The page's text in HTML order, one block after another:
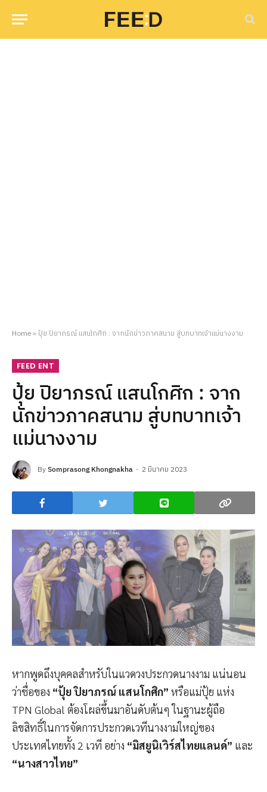
Home»ปุ้ย ปิยาภรณ์ แสนโกศิก : จากนักข่าวภาคสนาม สู่บทบาทเจ้าแม่นางงาม
FEED ENT
ปุ้ย ปิยาภรณ์ แสนโกศิก : จาก
นักข่าวภาคสนาม สู่บทบาทเจ้า
แม่นางงาม
BySomprasong Khongnakha 2 มีนาคม 2023
หากพูดถึงบุคคลสำหรับในแวดวงประกวดนางงาม แน่นอน
ว่าชื่อของ “ปุ้ย ปิยาภรณ์ แสนโกศิก” หรือแม่ปุ้ย แห่ง
TPN Global ต้องโผล่ขึ้นมาอันดับต้นๆ ในฐานะผู้ถือ
ลิขสิทธิ์ในการจัดการประกวดเวทีนางงามใหญ่ของ
ประเทศไทยทั้ง 2 เวที อย่าง “มิสยูนิเวิร์สไทยแลนด์” และ
“นางสาวไทย”